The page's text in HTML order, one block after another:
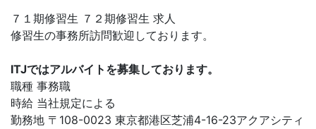
７１期修習生 ７２期修習生 求人
修習生の事務所訪問歓迎しております。
ITJではアルバイトを募集しております。
職種 事務職
時給 当社規定による
勤務地 〒108-0023 東京都港区芝浦4-16-23アクアシティ